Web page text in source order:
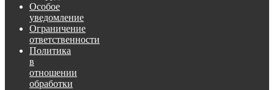
Особое
уведомление
Ограничение
ответственности
Политика
в
отношении
обработки